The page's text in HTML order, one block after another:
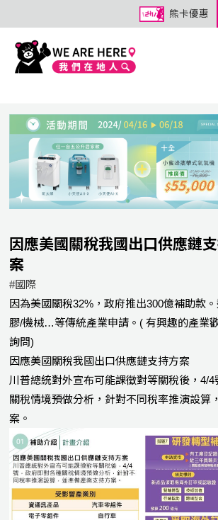
熊卡優惠
因應美國關稅我國出口供應鏈
案
#國際
因為美國關稅32%，政府推出300億補助款
膠/機械…等傳統產業申請。( 有興趣的產業
詢問)
因應美國關稅我國出口供應鏈支持方案
川普總統對外宣布可能課徵對等關稅後，4/
關稅情境預做分析，針對不同稅率推演設算
案。